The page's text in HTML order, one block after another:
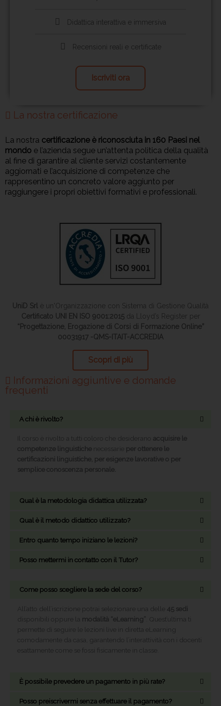
Didattica interattiva e immersiva
Recensioni reali e certificate
Iscriviti ora
La nostra certificazione
La nostra certificazione è riconosciuta in 160 Paesi nel
mondo e l’azienda segue un’attenta politica della qualità
al fine di garantire al cliente servizi costantemente
aggiornati e l’acquisizione di competenze che
rappresentino un concreto valore aggiunto per
raggiungere i propri obiettivi formativi e professionali.
UniD Srl è un'Organizzazione con Sistema di Gestione Qualità
Certificato UNI EN ISO 9001:2015da Lloyd’s Register per
“Progettazione, Erogazione di Corsi di Formazione Online”
00031917 -QMS-ITAIT-ACCREDIA
Scopri di più
Informazioni aggiuntive e domande
frequenti
A chi è rivolto?
Il corso è rivolto a tutti coloro che desiderano acquisire le
competenze linguistiche necessarie per ottenere le
certificazioni linguistiche, per esigenze lavorative o per
semplice conoscenza personale.
Qual è la metodologia didattica utilizzata?
Qual è il metodo didattico utilizzato?
Entro quanto tempo iniziano le lezioni?
Posso mettermi in contatto con il Tutor?
Come posso scegliere la sede del corso?
All’atto dell’iscrizione potrai selezionare una delle 45 sedi
disponibili oppure la modalità “eLearning”
. Quest’ultima ti
permette di seguire le lezioni live in diretta eLearning
comodamente da casa, garantendo l’interattività con i docenti
esattamente come se fossi fisicamente in classe.
È possibile prevedere un pagamento in più rate?
Posso preiscrivermi senza effettuare il pagamento?